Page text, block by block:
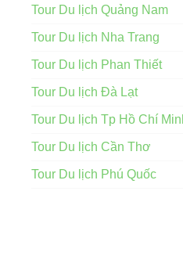
Tour Du lịch Quảng Nam
Tour Du lịch Nha Trang
Tour Du lịch Phan Thiết
Tour Du lịch Đà Lạt
Tour Du lịch Tp Hồ Chí
Tour Du lịch Cần Thơ
Tour Du lịch Phú Quốc